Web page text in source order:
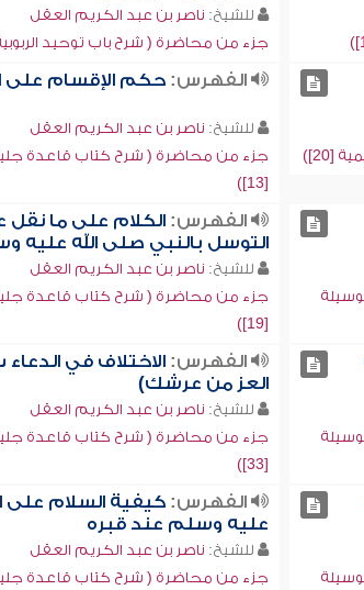
للشيخ: ناصر بن عبد الكريم العقل
جزء من محاضرة ( شرح باب توحيد الربوبية
[20])
الفهرس: حكم الإقسام على
للشيخ: ناصر بن عبد الكريم العقل
جزء من محاضرة ( شرح كتاب قاعدة
[13])
الفهرس: الكلام على ما
التوسل بالنبي صلى الله عليه
للشيخ: ناصر بن عبد الكريم العقل
جزء من محاضرة ( شرح كتاب قاعدة
[19])
الفهرس: الاختلاف في
العز من عرشك)
للشيخ: ناصر بن عبد الكريم العقل
جزء من محاضرة ( شرح كتاب قاعدة
[33])
الفهرس: كيفية السلام على
عليه وسلم عند قبره
للشيخ: ناصر بن عبد الكريم العقل
جزء من محاضرة ( شرح كتاب قاعدة